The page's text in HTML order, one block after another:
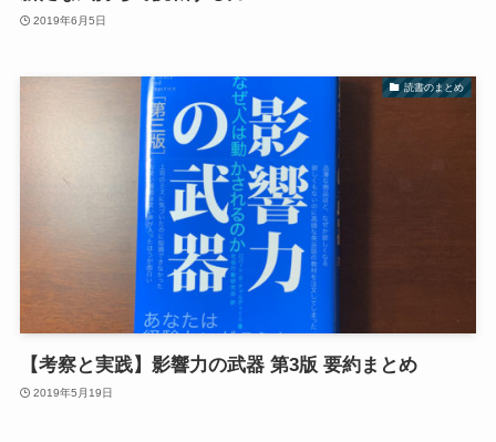
2019年6月5日
読書のまとめ
【考察と実践】影響力の武器 第3版 要約まとめ
2019年5月19日